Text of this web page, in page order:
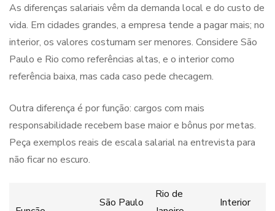
As diferenças salariais vêm da demanda local e do custo de
vida. Em cidades grandes, a empresa tende a pagar mais; no
interior, os valores costumam ser menores. Considere São
Paulo e Rio como referências altas, e o interior como
referência baixa, mas cada caso pede checagem.
Outra diferença é por função: cargos com mais
responsabilidade recebem base maior e bônus por metas.
Peça exemplos reais de escala salarial na entrevista para
não ficar no escuro.
São Paulo
Rio de
Interior